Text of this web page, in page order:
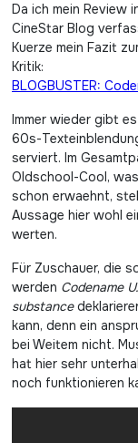
Da ich mein Review in freundlicher Zusammenarbeit fuer den
CineStar Blog
Kuerze mein Fazit
Kritik:
BLOGBUSTER:
Immer wieder gibt
60s-
serviert. Im
Oldschool-Cool,
schon erwaehnt,
Aussage hier wohl
werten.
Für Zuschauer, die
werden Codename
substance
kann, denn ein
bei Weitem nicht.
hat hier sehr
noch funktionieren